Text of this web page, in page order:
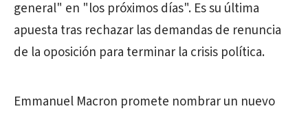
general" en "los próximos días". Es su última
apuesta tras rechazar las demandas de renuncia
de la oposición para terminar la crisis política.
Emmanuel Macron promete nombrar un nuevo